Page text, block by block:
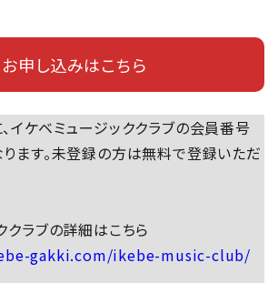
お申し込みはこちら
イケベミュージッククラブの会員番号
ます。未登録の方は無料で登録いただ
クラブの詳細はこちら
gakki.com/ikebe-music-club/